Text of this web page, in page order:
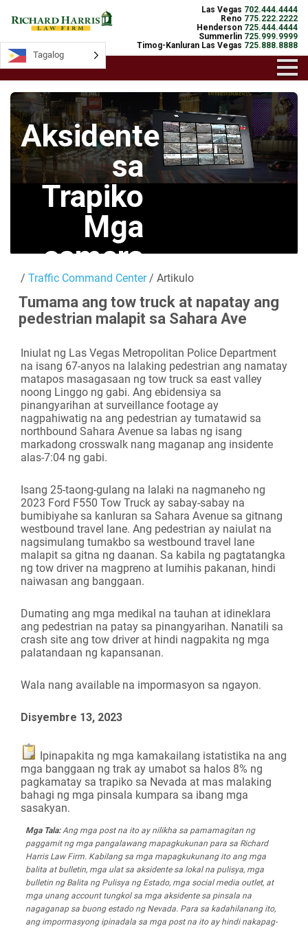
Las Vegas 702.444.4444
Reno 775.222.2222
Henderson 725.444.4444
Summerlin 725.999.9999
Timog-Kanluran Las Vegas 725.888.8888
Aksidente
sa
Trapiko
Mga
camera
Mga Live na
Camera
/ Traffic Command Center/ Artikulo
Tumama ang tow truck at napatay ang
pedestrian malapit sa Sahara Ave
Iniulat ng Las Vegas Metropolitan Police Department
na isang 67-anyos na lalaking pedestrian ang namatay
matapos masagasaan ng tow truck sa east valley
noong Linggo ng gabi. Ang ebidensiya sa
pinangyarihan at surveillance footage ay
nagpahiwatig na ang pedestrian ay tumatawid sa
northbound Sahara Avenue sa labas ng isang
markadong crosswalk nang maganap ang insidente
alas-7:04 ng gabi.
Isang 25-taong-gulang na lalaki na nagmaneho ng
2023 Ford F550 Tow Truck ay sabay-sabay na
bumibiyahe sa kanluran sa Sahara Avenue sa gitnang
westbound travel lane. Ang pedestrian ay naiulat na
nagsimulang tumakbo sa westbound travel lane
malapit sa gitna ng daanan. Sa kabila ng pagtatangka
ng tow driver na magpreno at lumihis pakanan, hindi
naiwasan ang banggaan.
Dumating ang mga medikal na tauhan at idineklara
ang pedestrian na patay sa pinangyarihan. Nanatili sa
crash site ang tow driver at hindi nagpakita ng mga
palatandaan ng kapansanan.
Wala nang available na impormasyon sa ngayon.
Disyembre 13, 2023
Ipinapakita ng mga kamakailang istatistika na ang
mga banggaan ng trak ay umabot sa halos 8% ng
pagkamatay sa trapiko sa Nevada at mas malaking
bahagi ng mga pinsala kumpara sa ibang mga
sasakyan.
Mga Tala:Ang mga post na ito ay nilikha sa pamamagitan ng
paggamit ng mga pangalawang mapagkukunan para sa Richard
Harris Law Firm. Kabilang sa mga mapagkukunang ito ang mga
balita at bulletin, mga ulat sa aksidente sa lokal na pulisya, mga
bulletin ng Balita ng Pulisya ng Estado, mga social media outlet, at
mga unang account tungkol sa mga aksidente sa pinsala na
nagaganap sa buong estado ng Nevada. Para sa kadahilanang ito,
ang impormasyong ipinadala sa mga post na ito ay hindi nakapag-
Tagalog
Tagalog